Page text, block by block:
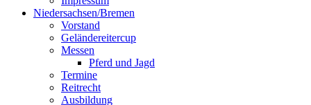
Niedersachsen/Bremen
Vorstand
Geländereitercup
Messen
Pferd und Jagd
Termine
Reitrecht
Ausbildung